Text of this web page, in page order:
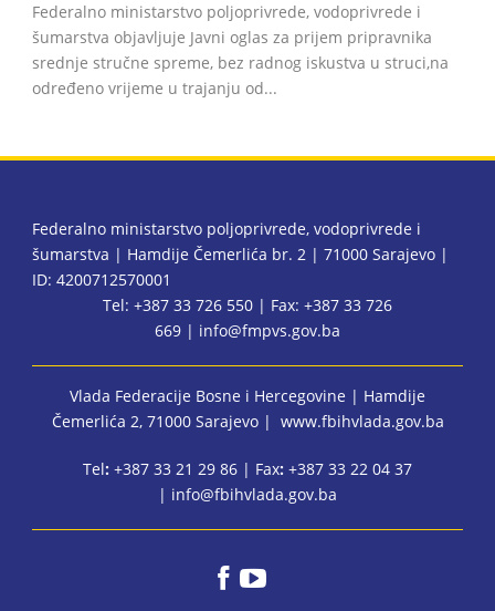
Federalno ministarstvo poljoprivrede, vodoprivrede i
šumarstva objavljuje Javni oglas za prijem pripravnika
srednje stručne spreme, bez radnog iskustva u struci,na
određeno vrijeme u trajanju od...
Federalno ministarstvo poljoprivrede, vodoprivrede i
šumarstva | Hamdije Čemerlića br. 2 | 71000 Sarajevo |
ID: 4200712570001
Tel: +387 33 726 550 | Fax: +387 33 726
669 | info@fmpvs.gov.ba
Vlada Federacije Bosne i Hercegovine | Hamdije
Čemerlića 2, 71000 Sarajevo | www.fbihvlada.gov.ba
Tel: +387 33 21 29 86 | Fax: +387 33 22 04 37
| info@fbihvlada.gov.ba